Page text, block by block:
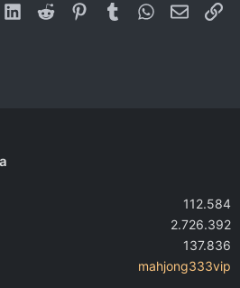
(Twitter)
LinkedIn
Reddit Pinterest
Tumblr WhatsApp
112.584
2.726.392
137.836
mahjong333vip